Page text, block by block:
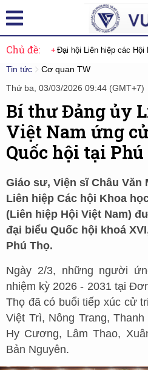
Chủ đề: Đại hội Liên hiệp các Hội
Tin tức
Cơ quan TW
Thứ ba, 03/03/2026 09:44 (GMT+7)
Bí thư Đảng ủy
Việt Nam ứng
Quốc hội tại
Giáo sư, Viện sĩ Châu
Liên hiệp Các hội Khoa
(Liên hiệp Hội Việt Nam)
đại biểu Quốc hội khoá
Phú Thọ.
Ngày 2/3, những người
nhiệm kỳ 2026 - 2031 tại
Thọ đã có buổi tiếp xúc cử
Việt Trì, Nông Trang,
Hy Cương, Lâm Thao,
Bản Nguyên.